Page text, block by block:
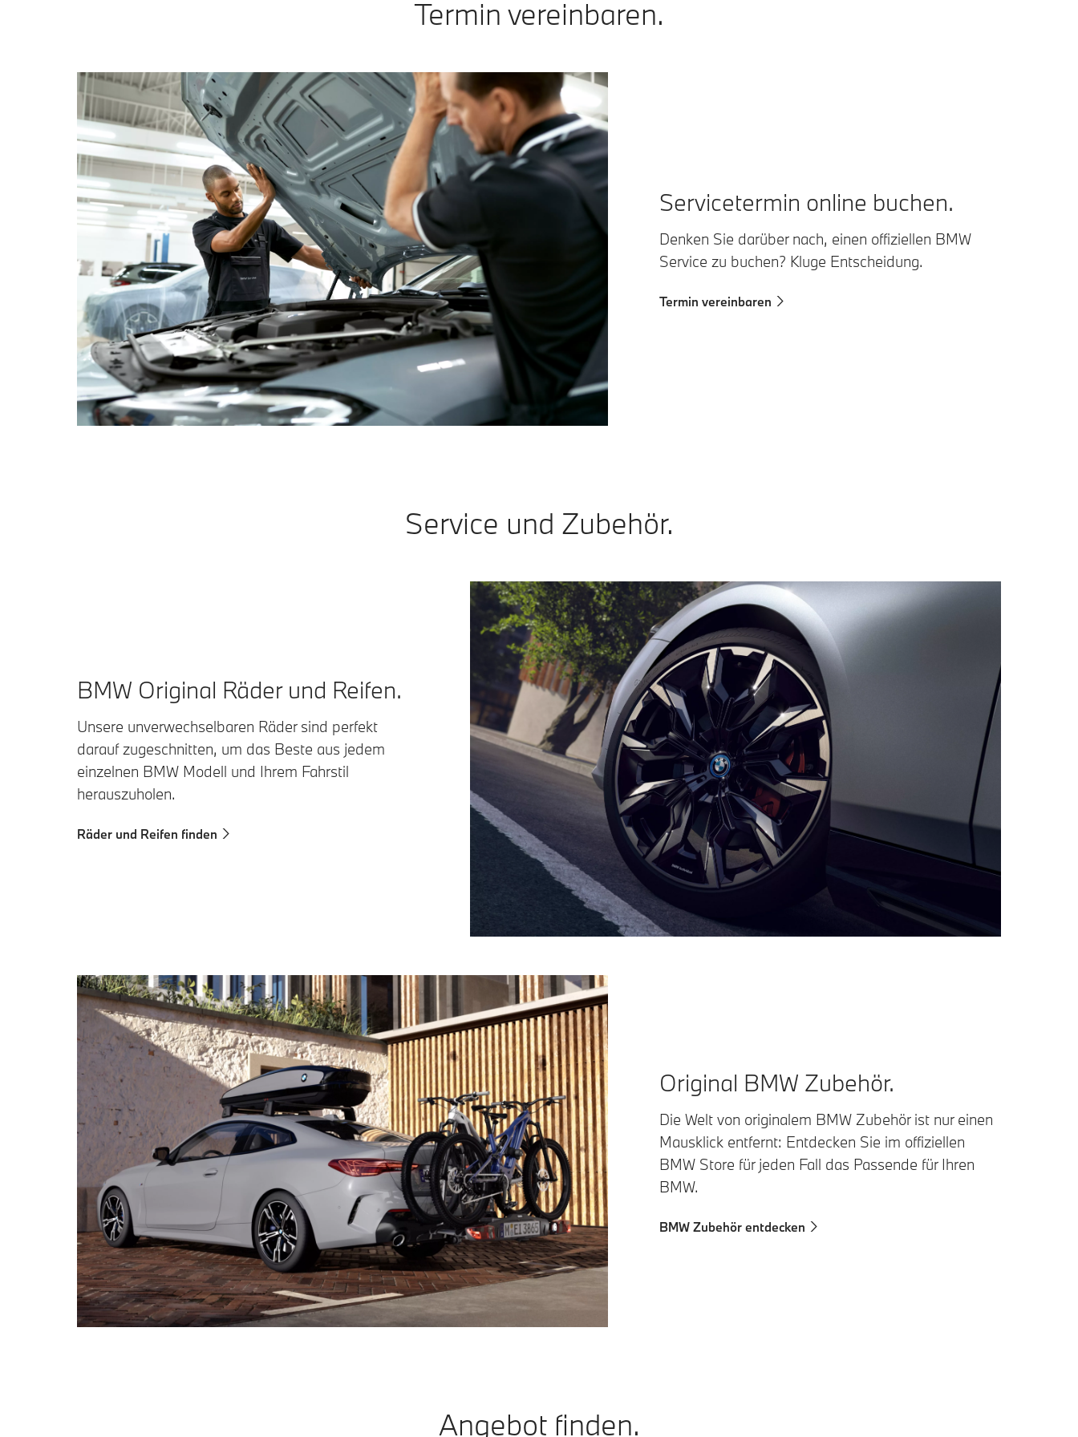
Termin vereinbaren.
Servicetermin online buchen.
Denken Sie darüber nach, einen offiziellen BMW
Service zu buchen? Kluge Entscheidung.
Termin vereinbaren
Service und Zubehör.
BMW Original Räder und Reifen.
Unsere unverwechselbaren Räder sind perfekt
darauf zugeschnitten, um das Beste aus jedem
einzelnen BMW Modell und Ihrem Fahrstil
herauszuholen.
Räder und Reifen finden
Original BMW Zubehör.
Die Welt von originalem BMW Zubehör ist nur einen
Mausklick entfernt: Entdecken Sie im offiziellen
BMW Store für jeden Fall das Passende für Ihren
BMW.
BMW Zubehör entdecken
Angebot finden.